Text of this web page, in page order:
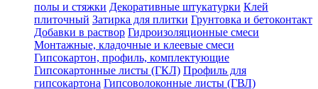
полы и стяжки Декоративные штукатурки Клей
плиточный Затирка для плитки Грунтовка и бетоконтакт
Добавки в раствор Гидроизоляционные смеси
Монтажные, кладочные и клеевые смеси
Гипсокартон, профиль, комплектующие
Гипсокартонные листы (ГКЛ) Профиль для
гипсокартона Гипсоволоконные листы (ГВЛ)